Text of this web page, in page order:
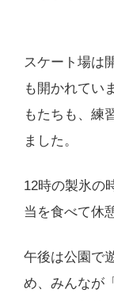
スケート場は
も開かれてい
もたちも、練
ました。
12時の製氷の
当を食べて休
午後は公園で
め、みんなが